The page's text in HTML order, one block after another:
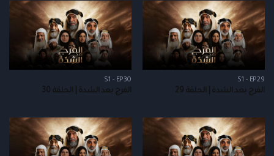
S1 - EP29
الفرج بعد الشدة | الحلقة 29
S1 - EP30
الفرج بعد الشدة | الحلقة 30